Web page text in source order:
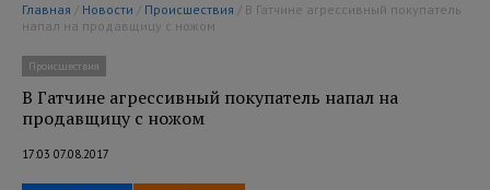
Главная / Новости / Происшествия
напал на продавщицу с ножом
Происшествия
В Гатчине агрессивный покупатель напал на
продавщицу с ножом
17:03 07.08.2017